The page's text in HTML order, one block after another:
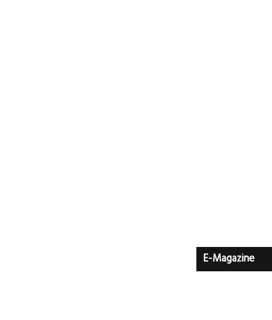
E-Magazine